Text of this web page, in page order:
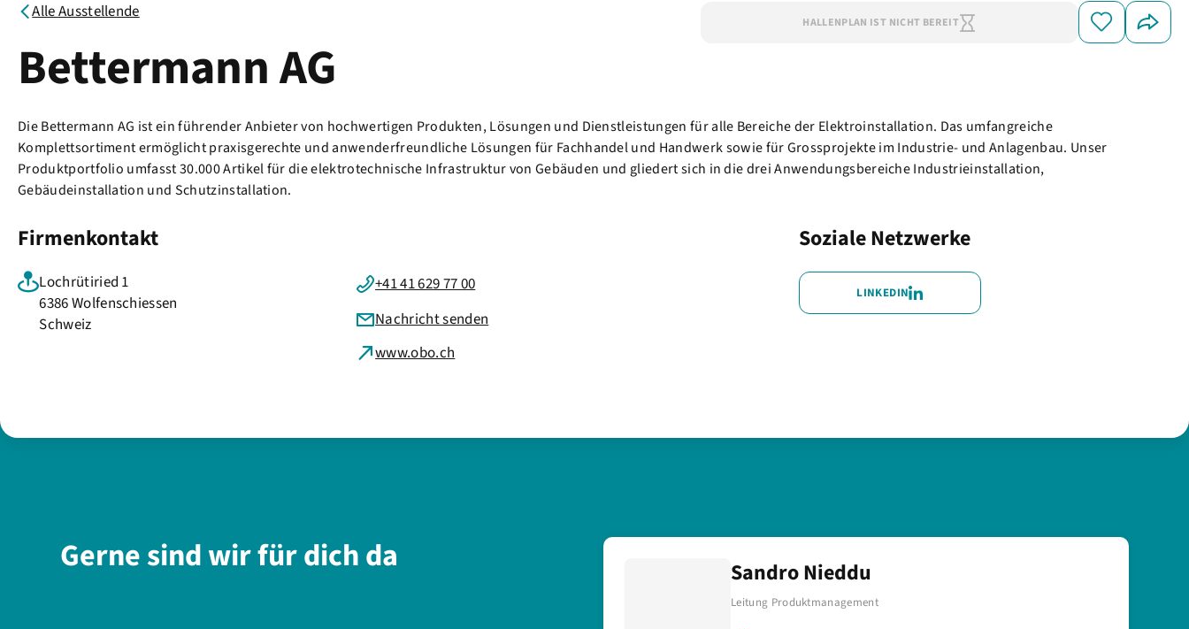
Alle Ausstellende
Bettermann AG
HALLENPLAN IST NICHT BEREIT
Die Bettermann AG ist ein führender Anbieter von hochwertigen Produkten, Lösungen und Dienstleistungen für alle Bereiche der Elektroinstallation. Das umfangreiche
Komplettsortiment ermöglicht praxisgerechte und anwenderfreundliche Lösungen für Fachhandel und Handwerk sowie für Grossprojekte im Industrie- und Anlagenbau. Unser
Produktportfolio umfasst 30.000 Artikel für die elektrotechnische Infrastruktur von Gebäuden und gliedert sich in die drei Anwendungsbereiche Industrieinstallation,
Gebäudeinstallation und Schutzinstallation.
Firmenkontakt
Lochrütiried 1
6386 Wolfenschiessen
Schweiz
+41 41 629 77 00
Nachricht senden
www.obo.ch
Soziale Netzwerke
LINKEDIN
Gerne sind wir für dich da Sandro Nieddu
Leitung Produktmanagement